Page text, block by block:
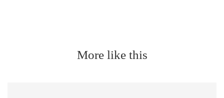
More like this